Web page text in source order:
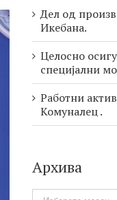
Дел од
Икебана.
Целосно
специјални
Работни
Комуналец .
Архива